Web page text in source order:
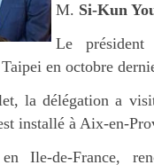
M. Si-Kun
Le
en octobre
la délégation a
installé à Aix-en-
Ile-de-France,